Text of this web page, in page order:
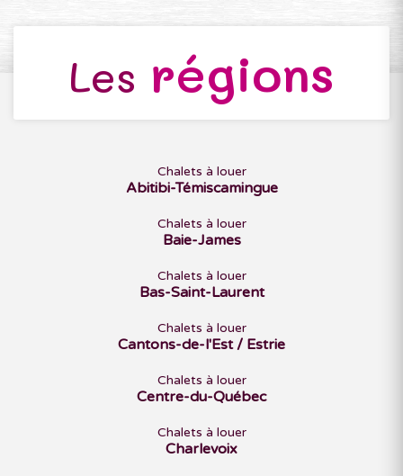
Les régions
Chalets à louer
Abitibi-Témiscamingue
Chalets à louer
Baie-James
Chalets à louer
Bas-Saint-Laurent
Chalets à louer
Cantons-de-l'Est / Estrie
Chalets à louer
Centre-du-Québec
Chalets à louer
Charlevoix